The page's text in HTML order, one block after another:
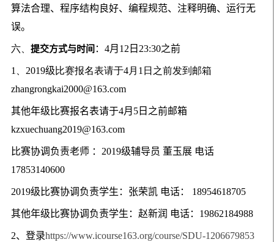
算法合理、程序结构 良好、编程规范、注释明确、运行无
误。
六、 提交方式与时间 ： 4月 12 日 23:30之前
1、 2019级比赛报名表请于4月1 日之前发到 邮箱
zhangrongkai2000@163.com
其他年级比赛报名表请于4月 5日之前邮箱
kzxuechuang2019@163.com
比赛协调负责老师 ： 2019级辅导员 董玉展 电话
17853140600
2019级比赛协调负责学生：张荣凯 电话： 18954618705
其他年级比赛协调负责学生：赵新润 电话： 19862184988
2、登录https://www.icourse163.org/course/SDU-1206679853